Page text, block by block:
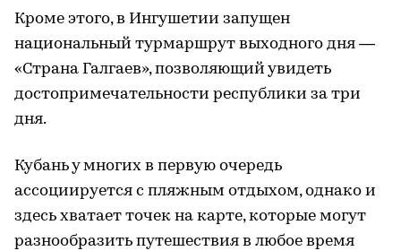
Кроме этого, в Ингушетии запущен
национальный турмаршрут выходного дня —
«Страна Галгаев», позволяющий увидеть
достопримечательности республики за три
дня.
Кубань у многих в первую очередь
ассоциируется с пляжным отдыхом, однако и
здесь хватает точек на карте, которые могут
разнообразить путешествия в любое время